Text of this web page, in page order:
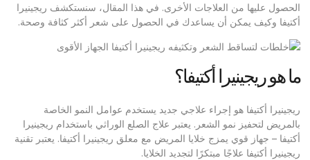
الحصول عليها من العلاجات الأخرى. في هذا المقال، سنستكشف ريجينيرا
أكتيفا وكيف يمكن أن يساعدك في الحصول على شعر أكثر كثافة وصحة.
ما هو ريجينيرا أكتيفا؟
ريجينيرا أكتيفا هو إجراء علاجي جديد يستخدم عوامل النمو الخاصة
بالمريض لتحفيز نمو الشعر. يعتبر علاج الصلع الوراثي باستخدام ريجينيرا
أكتيفا – جهاز قوي يمزج خلايا المريض مع معلق ريجينيرا أكتيفا. يعتبر تقنية
ريجينيرا أكتيفا علاجًا مبتكرًا لتجديد الخلايا.